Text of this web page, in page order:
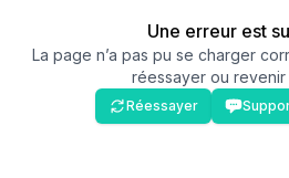
Une erreur est
La page n’a pas pu se charger
réessayer ou revenir
Réessayer